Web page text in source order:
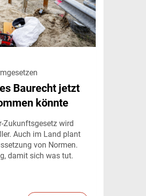
Baurecht jetzt
könnte
Zukunftsgesetz wird
Auch im Land plant
von Normen.
damit sich was tut.